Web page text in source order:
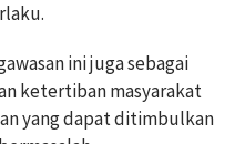
ini juga sebagai
ketertiban masyarakat
yang dapat ditimbulkan